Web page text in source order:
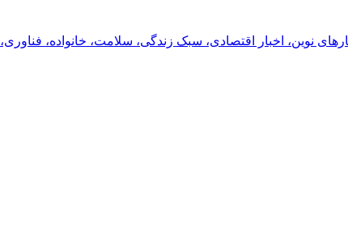
نوین، اخبار اقتصادی، سبک زندگی، سلامت، خانواده، فناوری،